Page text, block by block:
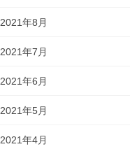
2021年8月
2021年7月
2021年6月
2021年5月
2021年4月